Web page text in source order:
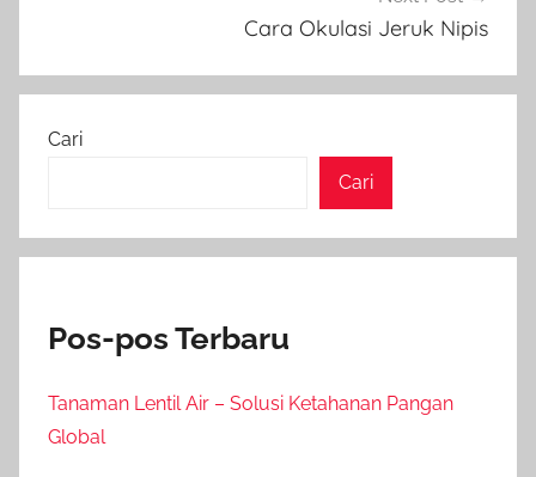
Cara Okulasi Jeruk Nipis
Cari
Cari
Pos-pos Terbaru
Tanaman Lentil Air – Solusi Ketahanan Pangan
Global